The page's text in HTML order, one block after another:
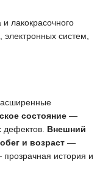
лакокрасочного
систем,
состояние —
дефектов. Внешний
и возраст —
история и